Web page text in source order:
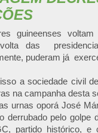
guineenses
das
puderam já
a sociedade civil
na campanha desta
urnas oporá José
derrubado pelo golpe
partido histórico, e